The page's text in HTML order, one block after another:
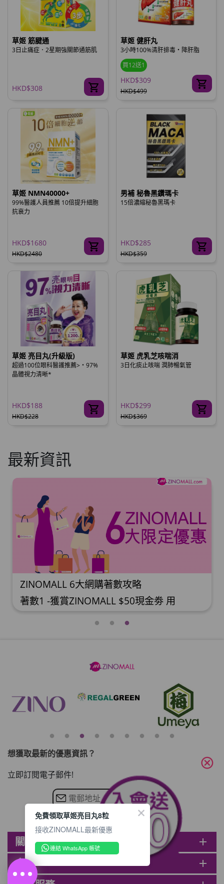
草姬 筋腱通
3日止痛症．2星期強關節通筋肌
HKD$308
草姬 健肝丸
3小時100%清肝排毒‧降肝脂
買12送1
HKD$309
HKD$499
草姬 NMN40000+
99%醫護人員推薦 10倍提升細胞
抗衰力
HKD$1680
HKD$2480
男補 秘魯黑鑽瑪卡
15倍濃縮秘魯黑瑪卡
HKD$285
HKD$359
草姬 亮目丸(升級版)
超過100位眼科醫護推薦>‧97%
晶體視力清晰*
HKD$188
HKD$228
草姬 虎乳芝咳喘消
3日化痰止咳喘 潤肺暢氣管
HKD$299
HKD$369
最新資訊
ZINOMALL 6大網購著數攻略
著數1 -獲賞ZINOMALL $50現金劵 用
購會員，$50現金劵會自動加入閣下
次。 著數2- 新會員購物滿$680(折實)即減
$80, 再送豐富迎新禮物 【迎新禮物優惠
劵】會自動加入閣下ZINOMALL的賬戶，新
會員單次購物滿$680(折實)，網上付款時使
用優惠劵，即減$80及送神秘迎新禮物。 著
數3- 新會員購物滿$1088(折實)即減$150,
想獲取最新的優惠資訊？
立即訂閱電子郵件!
關於ZINOMALL add
會員 add
cancel
免費領取草姬亮目丸8粒
接收ZINOMALL最新優惠
連結 WhatsApp 帳號